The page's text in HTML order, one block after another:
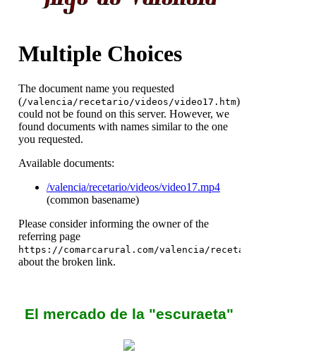
El mercado de la "escuraeta"